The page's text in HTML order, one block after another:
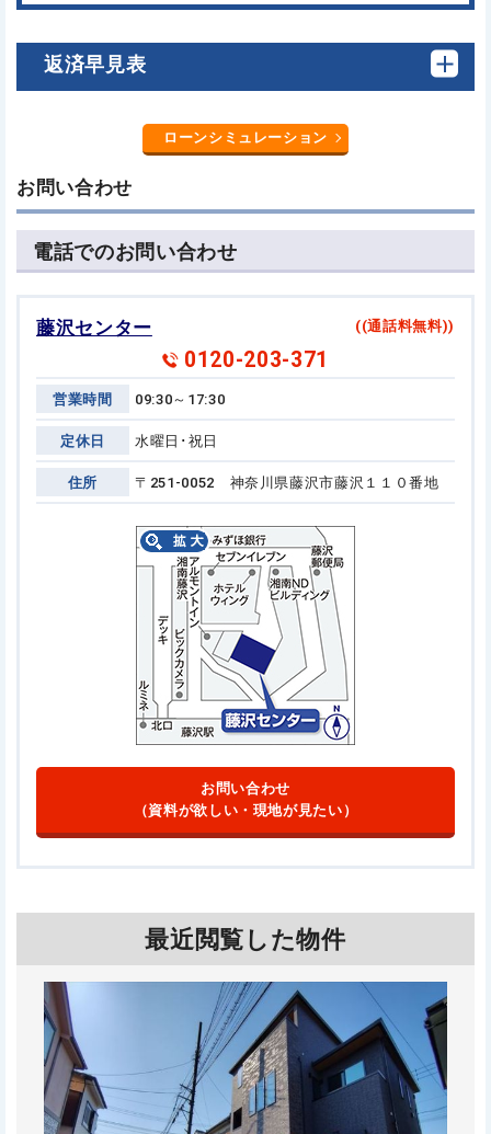
返済早見表
ローンシミュレーション
お問い合わせ
電話でのお問い合わせ
藤沢センター ((通話料無料))
0120-203-371
営業時間 09:30～17:30
定休日 水曜日･祝日
住所 〒251-0052 神奈川県藤沢市藤沢１１０番地
お問い合わせ
（資料が欲しい・現地が見たい）
最近閲覧した物件